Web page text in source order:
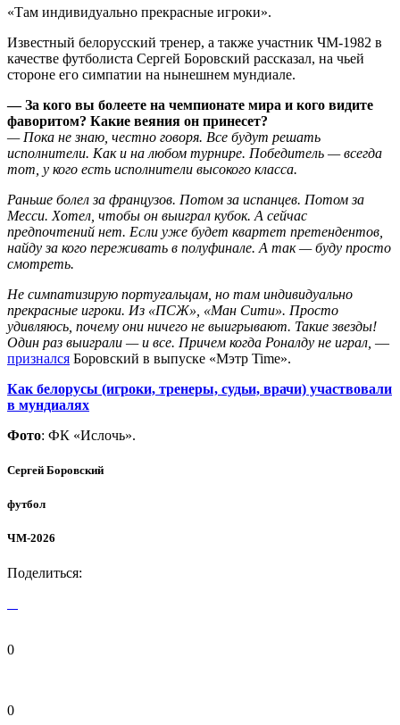
«Там индивидуально прекрасные игроки».
Известный белорусский тренер, а также участник ЧМ-1982 в
качестве футболиста Сергей Боровский рассказал, на чьей
стороне его симпатии на нынешнем мундиале.
— За кого вы болеете на чемпионате мира и кого видите
фаворитом? Какие веяния он принесет?
— Пока не знаю, честно говоря. Все будут решать
исполнители. Как и на любом турнире. Победитель — всегда
тот, у кого есть исполнители высокого класса.
Раньше болел за французов. Потом за испанцев. Потом за
Месси. Хотел, чтобы он выиграл кубок. А сейчас
предпочтений нет. Если уже будет квартет претендентов,
найду за кого переживать в полуфинале. А так — буду просто
смотреть.
Не симпатизирую португальцам, но там индивидуально
прекрасные игроки. Из «ПСЖ», «Ман Сити». Просто
удивляюсь, почему они ничего не выигрывают. Такие звезды!
Один раз выиграли — и все. Причем когда Роналду не играл, —
признался Боровский в выпуске «Мэтр Time».
Как белорусы (игроки, тренеры, судьи, врачи) участвовали
в мундиалях
Фото: ФК «Ислочь».
Сергей Боровский
футбол
ЧМ-2026
Поделиться:
0
0